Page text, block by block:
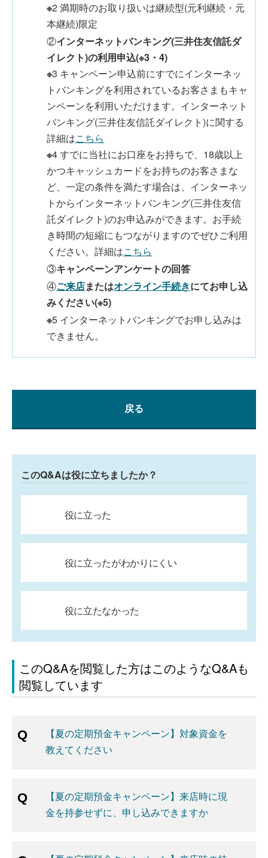
※2 満期時のお取り扱いは継続型(元利継続・元
本継続)限定
②インターネットバンキング(三井住友信託ダ
イレクト)の利用申込(※3・4)
※3 キャンペーン申込前にすでにインターネッ
トバンキングを利用されているお客さまもキャ
ンペーンを利用いただけます。インターネット
バンキング(三井住友信託ダイレクト)に関する
詳細はこちら
※4 すでに当社にお口座をお持ちで、18歳以上
かつキャッシュカードをお持ちのお客さまな
ど、一定の条件を満たす場合は、インターネッ
トからインターネットバンキング(三井住友信
託ダイレクト)のお申込みができます。お手続
き時間の短縮にもつながりますのでぜひご利用
ください。詳細はこちら
③キャンペーンアンケートの回答
④ご来店またはオンライン手続きにてお申し込
みください(※5)
※5 インターネットバンキングでお申し込みは
できません。
戻る
このQ&Aは役に立ちましたか？
役に立った
役に立ったがわかりにくい
役に立たなかった
このQ&Aを閲覧した方はこのようなQ&Aも
閲覧しています
【夏の定期預金キャンペーン】対象資金を
教えてください
【夏の定期預金キャンペーン】来店時に現
金を持参せずに、申し込みできますか